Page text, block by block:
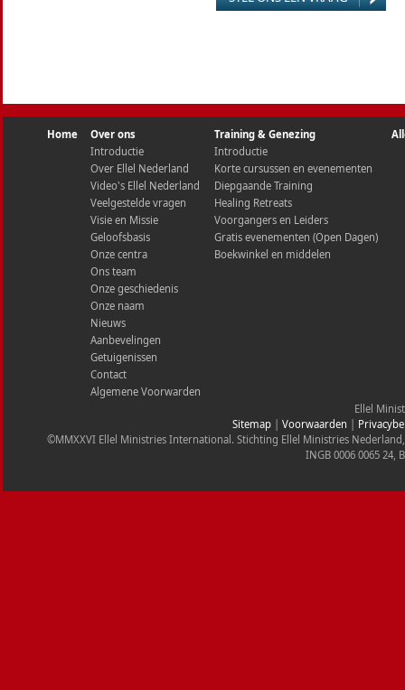
Home
Over ons
Introductie
Over Ellel Nederland
Video's Ellel Nederland
Veelgestelde vragen
Visie en Missie
Geloofsbasis
Onze centra
Ons team
Onze geschiedenis
Onze naam
Nieuws
Aanbevelingen
Getuigenissen
Contact
Algemene Voorwarden
Training & Genezing
Introductie
Korte cursussen en evenementen
Diepgaande Training
Healing Retreats
Voorgangers en Leiders
Gratis evenementen (Open Dagen)
Boekwinkel en middelen
Ellel
Sitemap| Voorwaarden
©MMXXVI Ellel Ministries International. Stichting Ellel Ministries
INGB 0006 0065 24,